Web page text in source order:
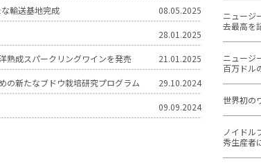
輸送基地完成 08.05.2025
28.01.2025
熟成スパークリングワインを発売 21.01.2025
の新たなブドウ栽培研究プログラム 29.10.2024
09.09.2024
ニュージ
去最高を
ニュージ
百万ドル
世界初の
ノイドル
秀生産者